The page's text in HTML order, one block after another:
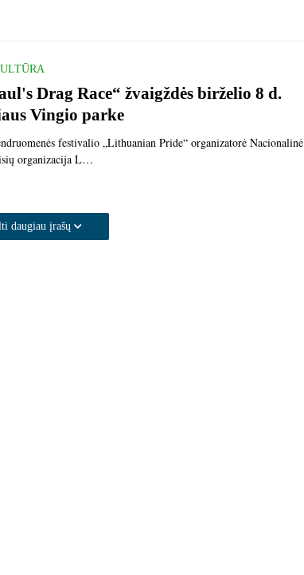
Drag Race“ žvaigždės birželio 8 d.
Vingio parke
festivalio „Lithuanian Pride“ organizatorė Nacionalinė
organizacija L…
daugiau įrašų